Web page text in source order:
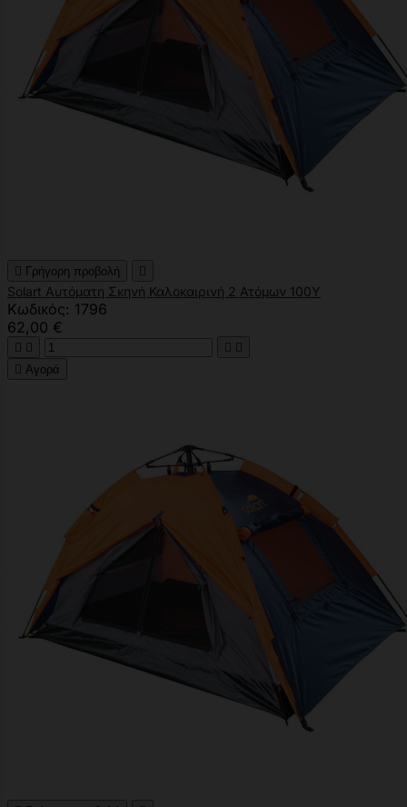
 Γρήγορη προβολή 
Solart Αυτόματη Σκηνή Καλοκαιρινή 2 Ατόμων 100Υ
Κωδικός: 1796
62,00 €
   
 Αγορά